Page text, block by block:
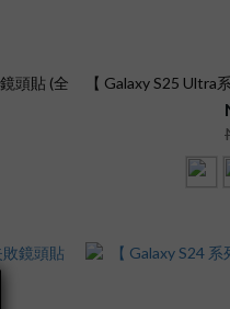
頭貼 (全
【 Galaxy S25 Ultra